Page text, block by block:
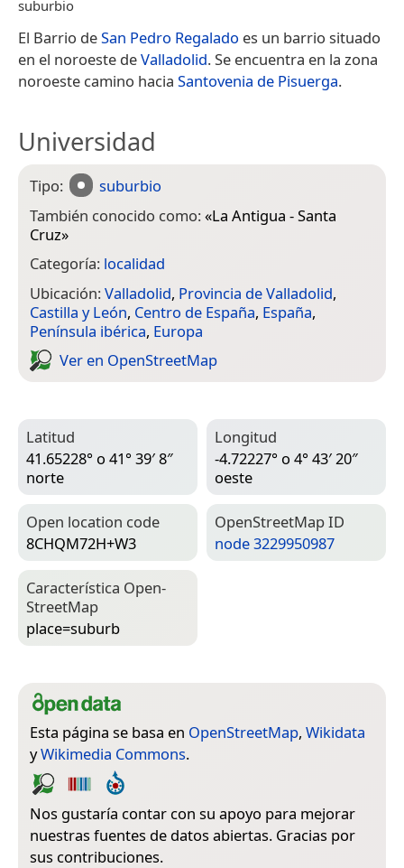
suburbio
El Barrio deSan Pedro Regalado es un barrio situado
en el noroeste deValladolid. Se encuentra en la zona
noroeste camino hacia Santovenia de Pisuerga.
Universidad
Tipo:
suburbio
También conocido como:«La Antigua - Santa
Cruz»
Categoría: localidad
Ubicación:Valladolid, Provincia de Valladolid,
Castilla y León, Centro de España, España,
Península ibérica, Europa
Ver en Open­Street­Map
Latitud
41.65228° o 41° 39′ 8″
norte
Longitud
-4.72227° o 4° 43′ 20″
oeste
Open location code
8CHQM72H+W3
Open­Street­Map ID
node 3229950987
Característica Open­
Street­Map
place=­suburb
Esta página se basa en OpenStreetMap, Wikidata
yWikimedia Commons.
Nos gustaría contar con su apoyo para mejorar
nuestras fuentes de datos abiertas. Gracias por
sus contribuciones.